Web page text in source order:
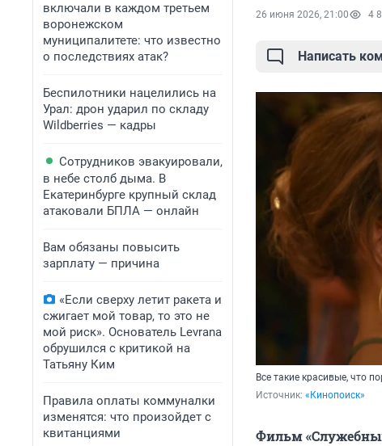
включали в каждом третьем
воронежском
муниципалитете: что известно
о последствиях атак?
Беспилотники нацелились на
Урал: дрон ударил по складу
Wildberries — кадры
Сотрудников эвакуировали,
в небе столб дыма. В
Екатеринбурге крупный склад
атаковали БПЛА — онлайн
Вам обязаны повысить
зарплату — причина
«Если сверху летит ракета и
сжигает мой товар, то это не
мой риск». Основатель Levrana
обрушился с критикой на
Татьяну Ким
Правила оплаты коммуналки
изменятся: что произойдет с
квитанциями
26 июня 2026, 21:00 4
Написать
Все такие красивые, что
Источник: «Кинопоиск»
Фильм